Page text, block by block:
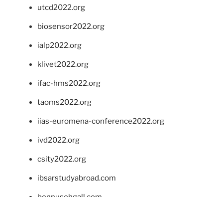
utcd2022.org
biosensor2022.org
ialp2022.org
klivet2022.org
ifac-hms2022.org
taoms2022.org
iias-euromena-conference2022.org
ivd2022.org
csity2022.org
ibsarstudyabroad.com